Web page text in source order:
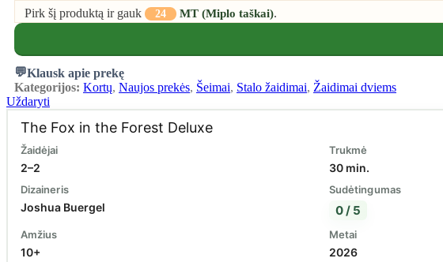
Pirk šį produktą ir gauk 24 MT (Miplo taškai).
Klausk apie prekę
Kategorijos: Kortų, Naujos prekės, Šeimai, Stalo žaidimai, Žaidimai dviems
Uždaryti
The Fox in the Forest Deluxe
Žaidėjai
2–2
Trukmė
30 min.
Dizaineris
Joshua Buergel
Sudėtingumas
0 / 5
Amžius
10+
Metai
2026